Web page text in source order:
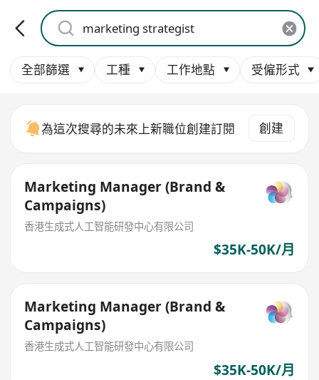
全部篩選 工種 工作地點 受僱形式
為這次搜尋的未來上新職位創建訂閱 創建
Marketing Manager (Brand &
Campaigns)
香港生成式人工智能研發中心有限公司
$35K-50K/月
Marketing Manager (Brand &
Campaigns)
香港生成式人工智能研發中心有限公司
$35K-50K/月